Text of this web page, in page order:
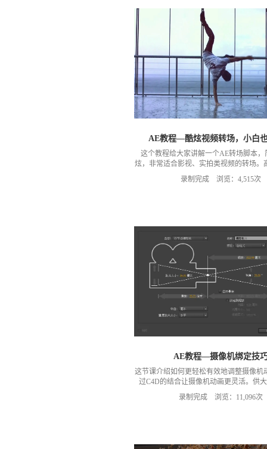
AE教程—酷炫视频转场，小白
这个教程给大家讲解一个AE转场脚本，
炫，非常适合影视、实拍类视频的转场。
供会员下载，脚本下载链接：
https://pan.baidu.com/s/1kVou16J 密
录制完成 浏览：4,515次
AE教程—摄像机绑定技
这节课介绍如何更轻松有效地调整摄像机
过C4D的结合让摄像机动画更灵活。供
习。
录制完成 浏览：11,096次